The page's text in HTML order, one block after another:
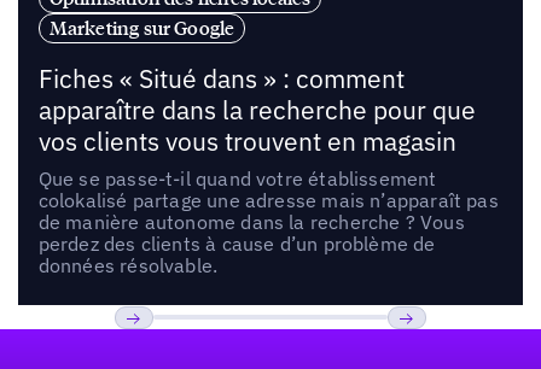
Marketing sur Google
Fiches « Situé dans » : comment
apparaître dans la recherche pour que
vos clients vous trouvent en magasin
Que se passe-t-il quand votre établissement
colokalisé partage une adresse mais n’apparaît pas
de manière autonome dans la recherche ? Vous
perdez des clients à cause d’un problème de
données résolvable.